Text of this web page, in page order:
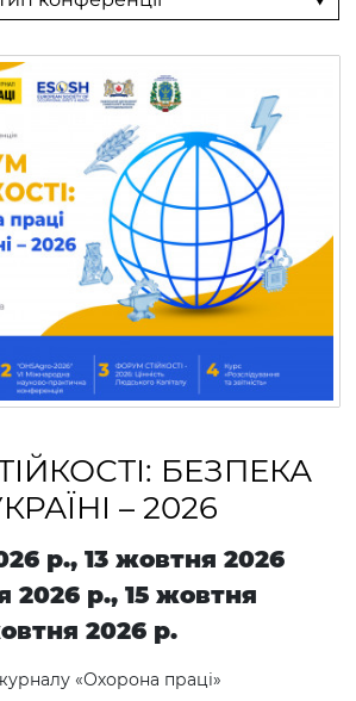
БЕЗПЕКА
– 2026
р., 13 жовтня 2026
2026 р., 15 жовтня
2026 р.
«Охорона праці»